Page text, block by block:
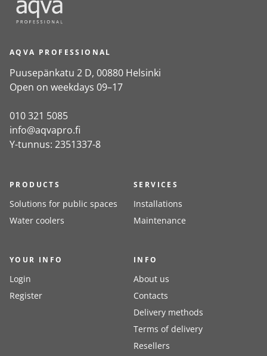
AQVA PROFESSIONAL
Puusepänkatu 2 D, 00880 Helsinki
Open on weekdays 09–17
010 321 5085
info@aqvapro.fi
Y-tunnus: 2351337-8
PRODUCTS
Solutions for public spaces
Water coolers
SERVICES
Installations
Maintenance
YOUR INFO
Login
Register
INFO
About us
Contacts
Delivery methods
Terms of delivery
Resellers